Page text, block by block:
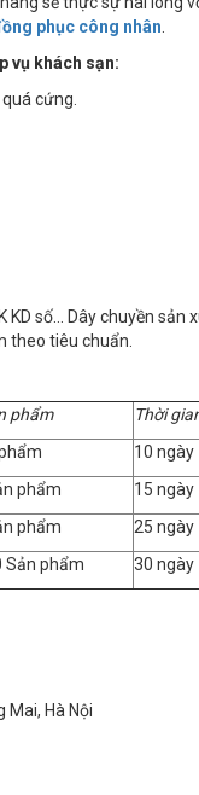
phục công nhân
vụ khách sạn:
cứng.
KD số… Dây chuyền
theo tiêu chuẩn.
phẩm
Thời
10 ngày
phẩm
15 ngày
phẩm
25 ngày
Sản phẩm
30 ngày
Hà Nội